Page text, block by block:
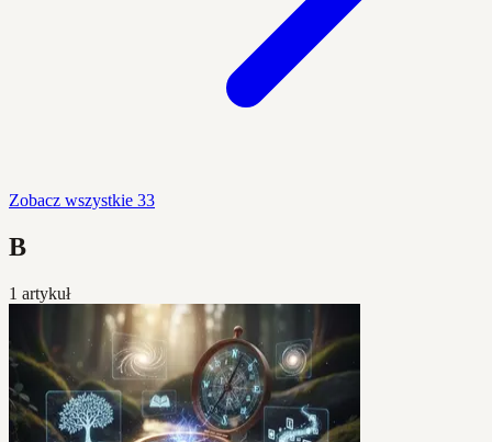
Zobacz wszystkie 33
B
1 artykuł